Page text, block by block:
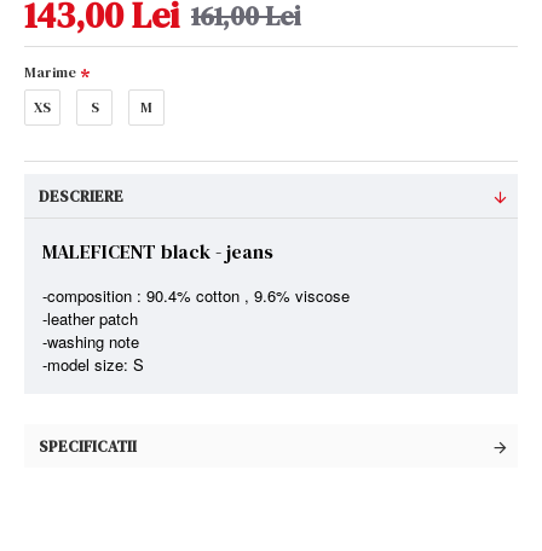
143,00 Lei 161,00 Lei
Marime
XS
S M
DESCRIERE
MALEFICENT black - jeans
-composition : 90.4% cotton , 9.6% viscose
-leather patch
-washing note
-model size: S
SPECIFICATII